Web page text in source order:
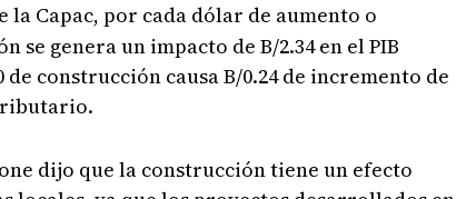
la Capac, por cada dólar de aumento o
se genera un impacto de B/2.34 en el PIB
de construcción causa B/0.24 de incremento de
dijo que la construcción tiene un efecto